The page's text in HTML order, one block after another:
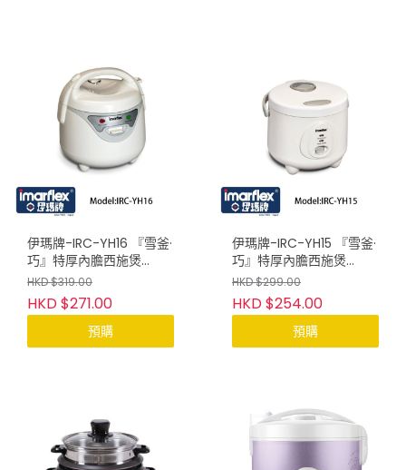
伊瑪牌-IRC-YH16 『雪釜·
巧』特厚內膽西施煲
(0.8L)
HKD $319.00
HKD $271.00
預購
伊瑪牌-IRC-YH15 『雪釜·
巧』特厚內膽西施煲
(0.6L)
HKD $299.00
HKD $254.00
預購